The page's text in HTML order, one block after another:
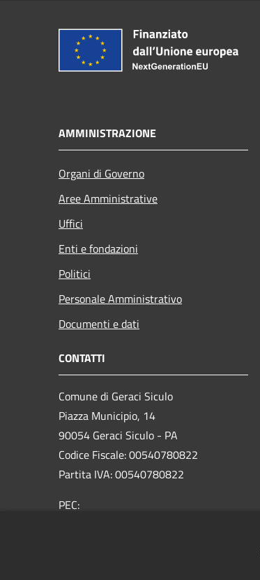
AMMINISTRAZIONE
Organi di Governo
Aree Amministrative
Uffici
Enti e fondazioni
Politici
Personale Amministrativo
Documenti e dati
CONTATTI
Comune di Geraci Siculo
Piazza Municipio, 14
90054 Geraci Siculo - PA
Codice Fiscale: 00540780822
Partita IVA: 00540780822
PEC: